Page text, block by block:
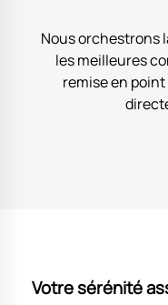
Nous orchestrons
les meilleures
remise en
Votre sérénité